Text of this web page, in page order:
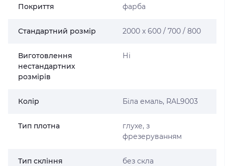
Покриття фарба
Стандартний розмір 2000 х 600 / 700 / 800
Виготовлення
нестандартних
розмірів
Ні
Колір Біла емаль, RAL9003
Тип плотна
глухе, з
фрезеруванням
Тип скління без скла